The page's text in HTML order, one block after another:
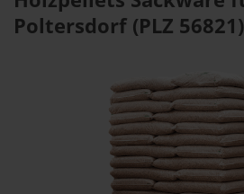
Poltersdorf (PLZ 56821)